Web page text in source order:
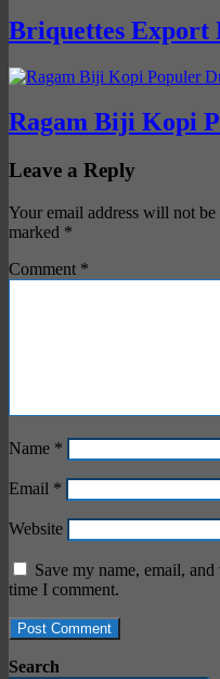
Briquettes Export
Ragam Biji Kopi
Leave a Reply
Your email address will not be
marked *
Comment *
Name *
Email *
Website
Save my name, email,
time I comment.
Search